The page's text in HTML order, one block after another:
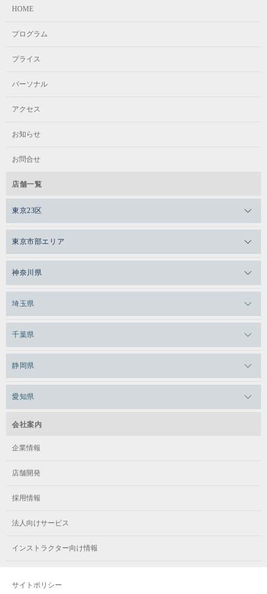
HOME
プログラム
プライス
パーソナル
アクセス
お知らせ
お問合せ
店舗一覧
東京23区
メガロスルフレ恵比寿
メガロス日比谷シャンテ
メガロス田端
メガロスルフレ田端
メガロスキッズ錦糸町
メガロス葛飾
東京市部エリア
メガロス三鷹
メガロスルフレ三鷹
メガロスルフレ武蔵小金井
メガロス小平テニススクール
神奈川県
メガロス上永谷
メガロスルフレ上永谷
メガロス日吉
メガロス綱島
メガロスルフレ綱島
メガロス市ヶ尾
メガロス鷺沼
メガロスルフレ鷺沼
メガロス相模大野
埼玉県
メガロスルフレ草加
千葉県
メガロス本八幡
静岡県
愛知県
メガロステラッセ納屋橋
メガロス千種
会社案内
企業情報
店舗開発
採用情報
法人向けサービス
インストラクター向け情報
サイトポリシー